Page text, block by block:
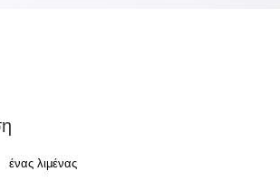
ένας λιμένας